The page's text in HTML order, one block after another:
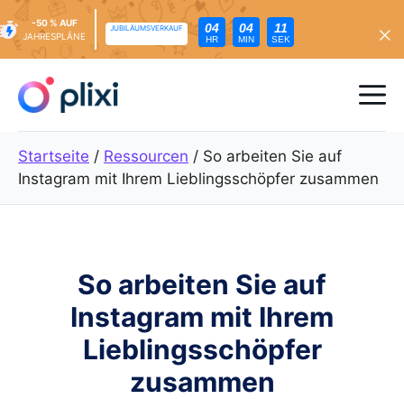
Inhalt
springen
-50 % AUF
JAHRESPLÄNE
JUBILÄUMSVERKAUF 04
HR
04
MIN
10
SEK
Startseite / Ressourcen / So arbeiten Sie auf
Instagram mit Ihrem Lieblingsschöpfer zusammen
So arbeiten Sie auf
Instagram mit Ihrem
Lieblingsschöpfer
zusammen